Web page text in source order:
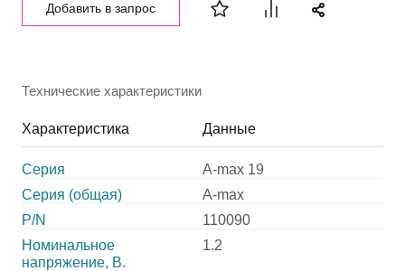
Добавить в запрос
Технические характеристики
Характеристика Данные
Серия
A-max 19
Серия (общая)
A-max
P/N
110090
Номинальное
напряжение, В.
1.2